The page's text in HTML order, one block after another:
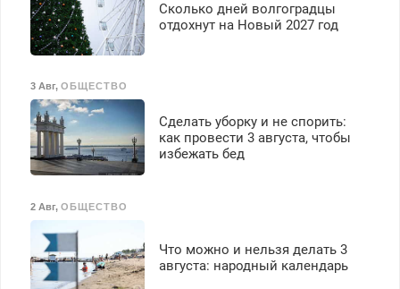
Сколько дней волгоградцы
отдохнут на Новый 2027 год
3 Авг, ОБЩЕСТВО
Сделать уборку и не спорить:
как провести 3 августа, чтобы
избежать бед
2 Авг, ОБЩЕСТВО
Что можно и нельзя делать 3
августа: народный календарь